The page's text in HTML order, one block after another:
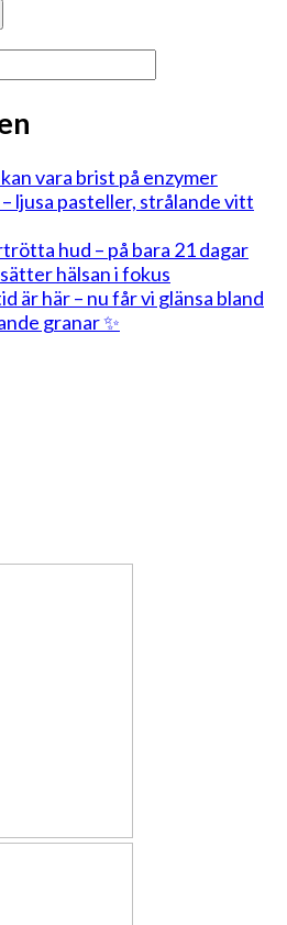
vara brist på enzymer
ljusa pasteller, strålande vitt
hud – på bara 21 dagar
hälsan i fokus
är här – nu får vi glänsa bland
granar ✨